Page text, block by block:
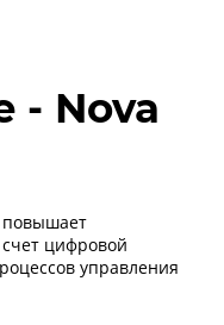
- Nova
повышает
цифровой
управления